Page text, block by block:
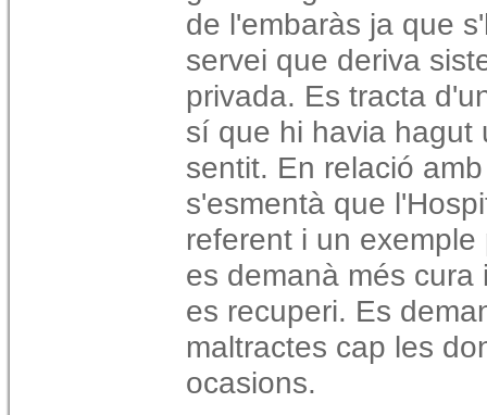
de l'embaràs ja que
servei que deriva
privada. Es tracta
sí que hi havia hagut
sentit. En relació
s'esmentà que
referent i un
es demanà més
es recuperi. Es
maltractes cap les
ocasions.